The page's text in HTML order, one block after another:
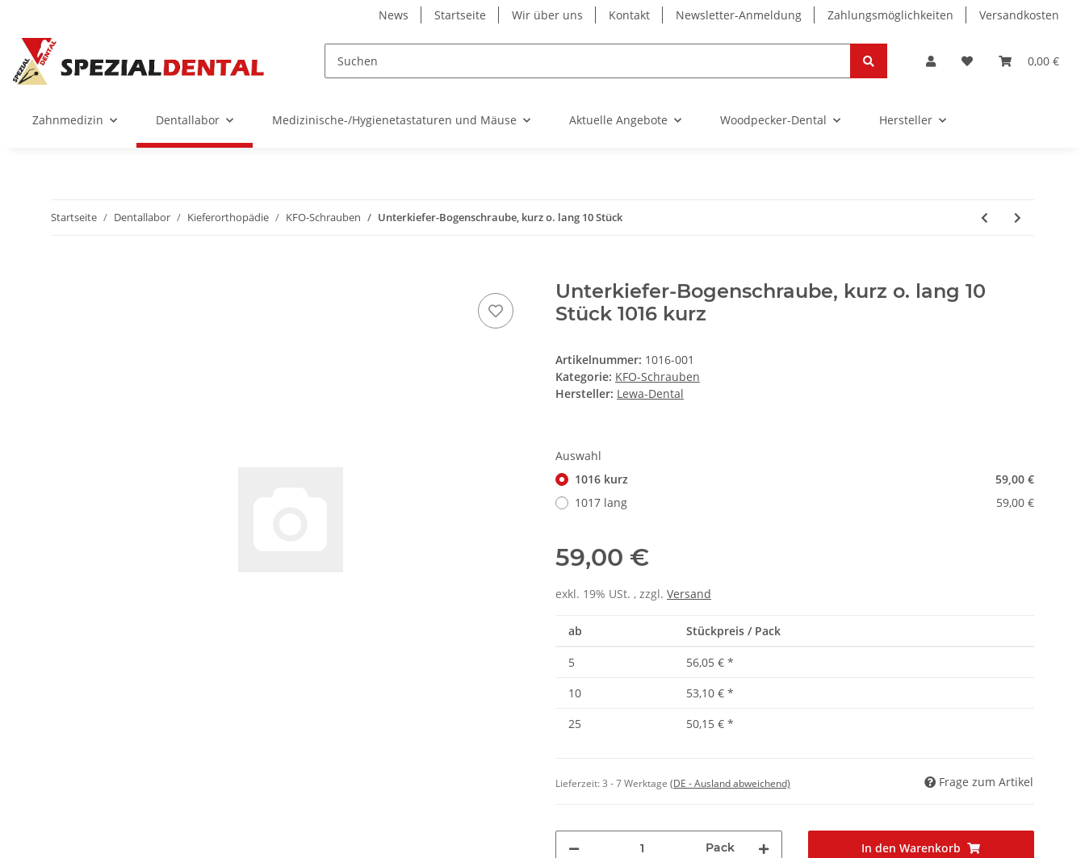
News Startseite Wir über uns Kontakt Newsletter-Anmeldung Zahlungsmöglichkeiten Versandkosten
0,00 €
Zahnmedizin Dentallabor Medizinische-/Hygienetastaturen und Mäuse Aktuelle Angebote Woodpecker-Dental Hersteller
Startseite Dentallabor Kieferorthopädie KFO-Schrauben Unterkiefer-Bogenschraube, kurz o. lang 10 Stück
Unterkiefer-Bogenschraube, kurz o. lang 10
Stück 1016 kurz
Artikelnummer: 1016-001
Kategorie: KFO-Schrauben
Hersteller: Lewa-Dental
Auswahl
1016 kurz
59,00 €
1017 lang
59,00 €
59,00 €
exkl. 19% USt. , zzgl. Versand
ab Stückpreis / Pack
5 56,05 € *
10
53,10 € *
25
50,15 € *
Lieferzeit:3 - 7 Werktage (DE - Ausland abweichend) Frage zum Artikel
Pack In den Warenkorb